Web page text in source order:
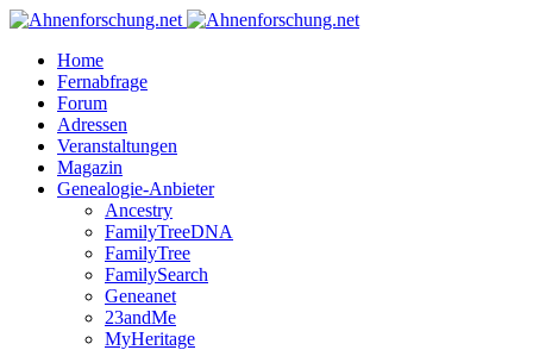
Home
Fernabfrage
Forum
Adressen
Veranstaltungen
Magazin
Genealogie-Anbieter
Ancestry
FamilyTreeDNA
FamilyTree
FamilySearch
Geneanet
23andMe
MyHeritage